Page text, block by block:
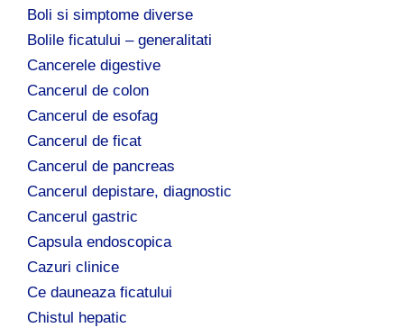
Boli si simptome diverse
Bolile ficatului – generalitati
Cancerele digestive
Cancerul de colon
Cancerul de esofag
Cancerul de ficat
Cancerul de pancreas
Cancerul depistare, diagnostic
Cancerul gastric
Capsula endoscopica
Cazuri clinice
Ce dauneaza ficatului
Chistul hepatic